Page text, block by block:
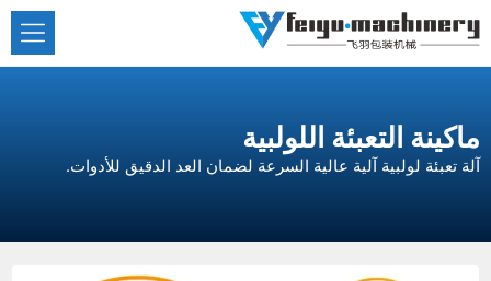
إلى
ماكينة التعبئة اللولبية
آلة تعبئة لولبية آلية عالية السرعة لضمان العد الدقيق للأدوات.